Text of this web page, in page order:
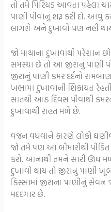
તો તમે પિરિયડ આવતા પહેલા
પાણી પીવાનું શરૂ કરી દો. આવું
લાગશે અને દુખાવો પણ નહીં
જો માથાના દુખાવાથી પરેશાન
સમસ્યા છે તો આ જીરાનું પાણી
જીરાનું પાણી કમર દર્દનો
ખભામાં દુખાવાની શિકાયત
સાતથી આઠ દિવસ પીવાથી
દુખાવાથી રાહત મળે છે.
વજન વધવાને કારણે લોકો
જો તમે પણ આ બીમારીથી
કરો. આનાથી તમને સારી ઊંઘ
દુખાવો થાય તો જીરાનું પાણી
કિસ્સામાં જીરાના પાણીનું સેવન
મદદગાર છે.